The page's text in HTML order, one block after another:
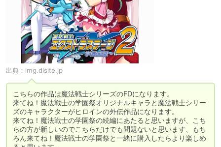
出典： img.dlsite.jp
こちらの作品は魔法戦士シリーズのFDになります。
来てね！魔法戦士の学園祭オリジナルキャラと魔法戦士シリー
ズのキャラクターがヒロインの外伝作品になります。
来てね！魔法戦士の学園祭の続編にあたると思いますが、こち
らの方が新しいのでこちらだけでも問題ないと思います、もち
ろん来てね！魔法戦士の学園祭と一緒に購入したらより楽しめ